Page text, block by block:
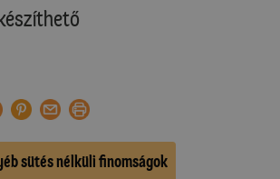
sütés nélküli finomságok